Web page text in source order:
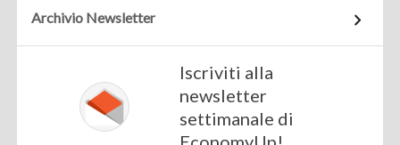
Archivio Newsletter
Iscriviti alla
newsletter
settimanale di